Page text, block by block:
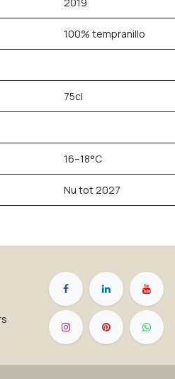
100% tempranillo
75cl
16–18°C
Nu tot 2027